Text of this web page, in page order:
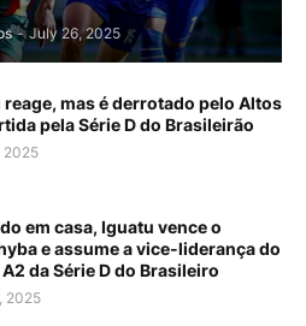
- July 26, 2025
reage, mas é derrotado pelo Altos
pela Série D do Brasileirão
2025
em casa, Iguatu vence o
e assume a vice-liderança do
da Série D do Brasileiro
2025